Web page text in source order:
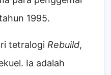
1995.
tetralogi Rebuild,
Ia adalah